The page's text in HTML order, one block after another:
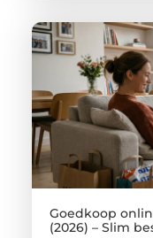
Goedkoop
(2026) – Slim